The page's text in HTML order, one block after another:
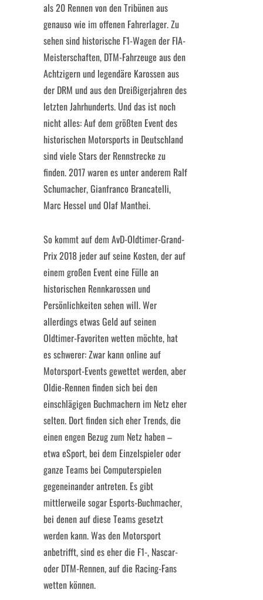
als 20 Rennen von den Tribünen aus
genauso wie im offenen Fahrerlager. Zu
sehen sind historische F1-Wagen der FIA-
Meisterschaften, DTM-Fahrzeuge aus den
Achtzigern und legendäre Karossen aus
der DRM und aus den Dreißigerjahren des
letzten Jahrhunderts. Und das ist noch
nicht alles: Auf dem größten Event des
historischen Motorsports in Deutschland
sind viele Stars der Rennstrecke zu
finden. 2017 waren es unter anderem Ralf
Schumacher, Gianfranco Brancatelli,
Marc Hessel und Olaf Manthei.
So kommt auf dem AvD-Oldtimer-Grand-
Prix 2018 jeder auf seine Kosten, der auf
einem großen Event eine Fülle an
historischen Rennkarossen und
Persönlichkeiten sehen will. Wer
allerdings etwas Geld auf seinen
Oldtimer-Favoriten wetten möchte, hat
es schwerer: Zwar kann online auf
Motorsport-Events gewettet werden, aber
Oldie-Rennen finden sich bei den
einschlägigen Buchmachern im Netz eher
selten. Dort finden sich eher Trends, die
einen engen Bezug zum Netz haben –
etwa eSport, bei dem Einzelspieler oder
ganze Teams bei Computerspielen
gegeneinander antreten. Es gibt
mittlerweile sogar Esports-Buchmacher,
bei denen auf diese Teams gesetzt
werden kann. Was den Motorsport
anbetrifft, sind es eher die F1-, Nascar-
oder DTM-Rennen, auf die Racing-Fans
wetten können.